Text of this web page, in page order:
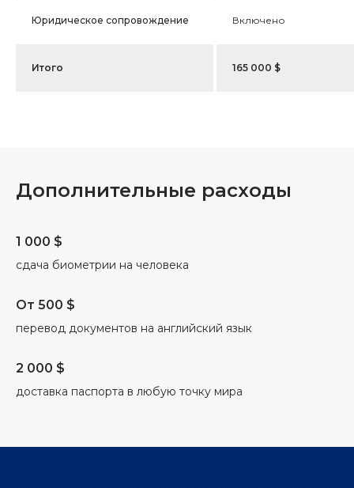
Юридическое сопровождение Включено
Итого 165 000 $
Дополнительные расходы
1 000 $
сдача биометрии на человека
От 500 $
перевод документов на английский язык
2 000 $
доставка паспорта в любую точку мира